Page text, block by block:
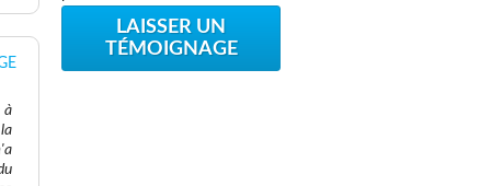
à
LAISSER UN
TÉMOIGNAGE